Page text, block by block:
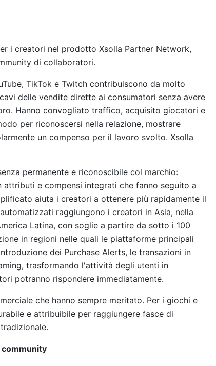
i creatori nel prodotto Xsolla Partner Network,
di collaboratori.
TikTok e Twitch contribuiscono da molto
delle vendite dirette ai consumatori senza avere
Hanno convogliato traffico, acquisito giocatori e
per riconoscersi nella relazione, mostrare
un compenso per il lavoro svolto. Xsolla
permanente e riconoscibile col marchio:
attributi e compensi integrati che fanno seguito a
aiuta i creatori a ottenere più rapidamente il
raggiungono i creatori in Asia, nella
Latina, con soglie a partire da sotto i 100
in regioni nelle quali le piattaforme principali
dei Purchase Alerts, le transazioni in
trasformando l'attività degli utenti in
potranno rispondere immediatamente.
che hanno sempre meritato. Per i giochi e
e attribuibile per raggiungere fasce di
community